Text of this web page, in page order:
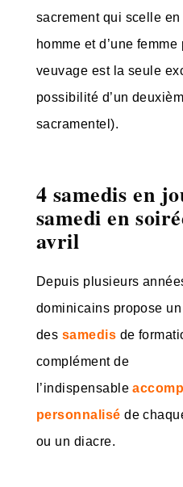
sacrement qui scelle en
homme et d’une
veuvage est la seule
possibilité d’un
sacramentel).
4 samedis en
samedi en
avril
Depuis plusieurs
dominicains propose
des samedis de
complément de
l’indispensable
personnaliséde
ou un diacre.